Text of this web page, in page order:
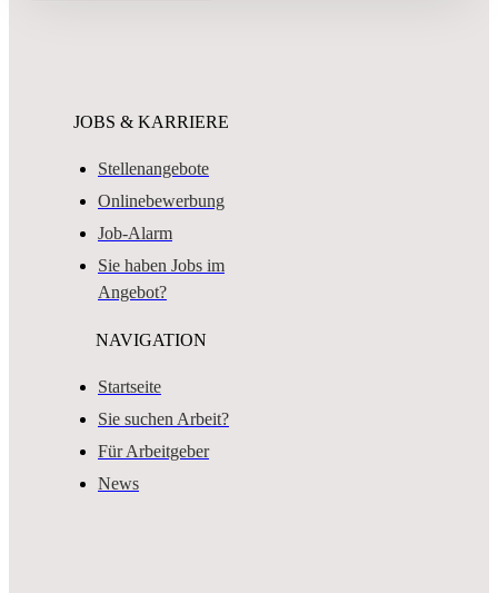
JOBS & KARRIERE
Stellenangebote
Onlinebewerbung
Job-Alarm
Sie haben Jobs im
Angebot?
NAVIGATION
Startseite
Sie suchen Arbeit?
Für Arbeitgeber
News